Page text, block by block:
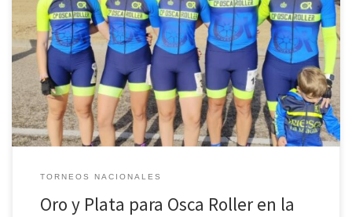
Adriana Ferrer oro en categoría Juvenil y Carolina Mairal plata en
Máster femenino en la distancia de 21 kms. Ver esta publicación en
Instagram Una publicación compartida de OscaRoller – Patinar en
Huesca (@cposcaroller) Hasta Talavera de la Reina se desplazo este
domingo 5 integrantes del Club de patinaje de […]
TORNEOS NACIONALES
Oro y Plata para Osca Roller en la